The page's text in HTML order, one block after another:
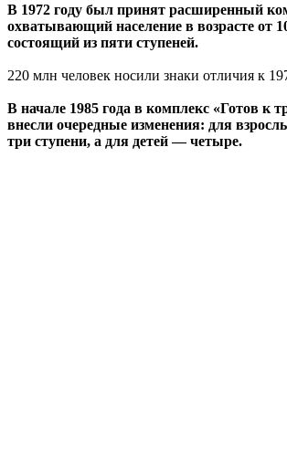
В 1972 году был принят расширенный
охватывающий население в возрасте от
состоящий из пяти ступеней.
220 млн человек носили знаки отличия к
В начале 1985 года в комплекс «Готов к
внесли очередные изменения: для
три ступени, а для детей — четыре.